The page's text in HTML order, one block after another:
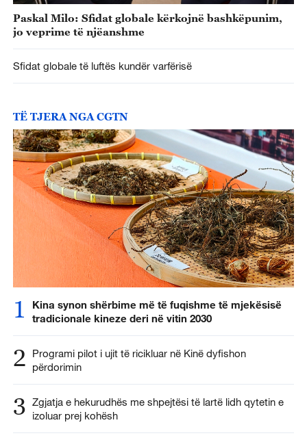
Paskal Milo: Sfidat globale kërkojnë bashkëpunim,
jo veprime të njëanshme
Sfidat globale të luftës kundër varfërisë
TË TJERA NGA CGTN
1
Kina synon shërbime më të fuqishme të mjekësisë
tradicionale kineze deri në vitin 2030
2
Programi pilot i ujit të ricikluar në Kinë dyfishon
përdorimin
3 Zgjatja e hekurudhës me shpejtësi të lartë lidh qytetin e
izoluar prej kohësh